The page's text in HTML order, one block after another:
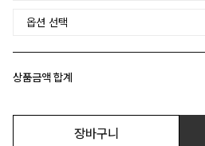
상품금액 합계
장바구니